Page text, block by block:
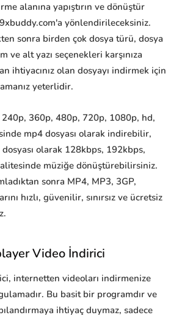
alanına yapıştırın ve dönüştür
yönlendirileceksiniz.
sonra birden çok dosya türü, dosya
ve alt yazı seçenekleri karşınıza
ihtiyacınız olan dosyayı indirmek için
yeterlidir.
240p, 360p, 480p, 720p, 1080p, hd,
mp4 dosyası olarak indirebilir,
dosyası olarak 128kbps, 192kbps,
müziğe dönüştürebilirsiniz.
sonra MP4, MP3, 3GP,
hızlı, güvenilir, sınırsız ve ücretsiz
Video İndirici
internetten videoları indirmenize
Bu basit bir programdır ve
ihtiyaç duymaz, sadece